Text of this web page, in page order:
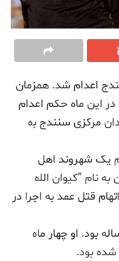
اعدام شد. همزمان
در این ماه حکم اعدام
مرکزی سنندج بە
اعدام یک شهروند اهل
نام ”کیوان اللە
اتهام قتل عمد به اجرا در
الله مرادی متاهل و پدر یک دختر ۶ ساله بود. او چهار ماه
شده بود.